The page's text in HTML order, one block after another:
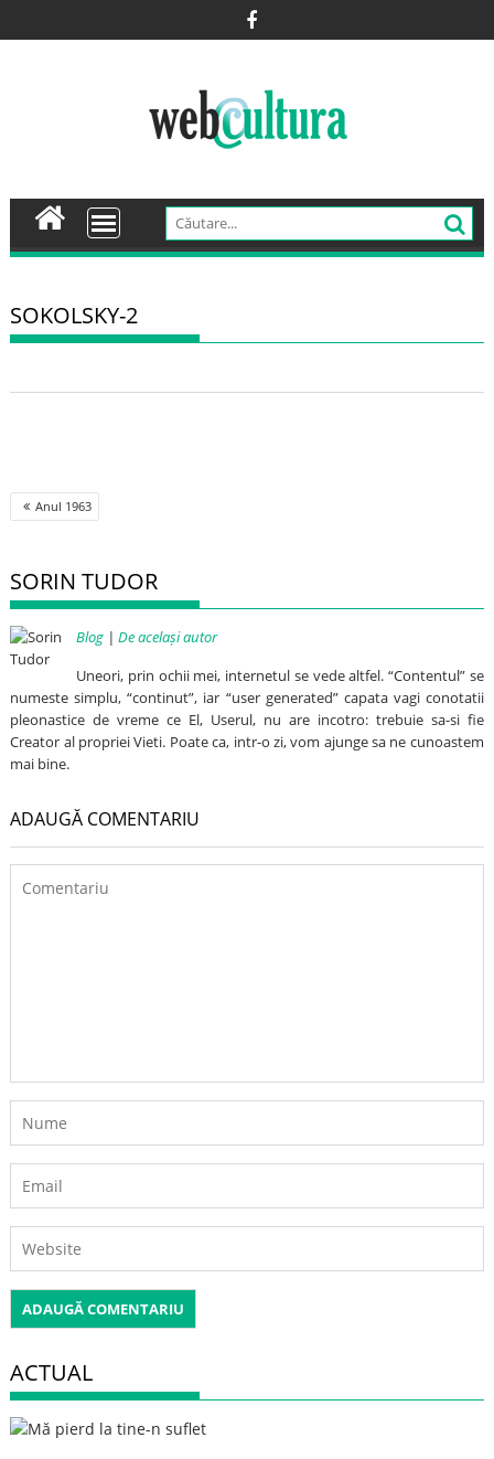
to
SOKOLSKY-2
Post
navigation
Anul 1963
SORIN TUDOR
Blog |De același autor
Uneori, prin ochii mei, internetul se vede altfel. “Contentul” se
numeste simplu, “continut”, iar “user generated” capata vagi conotatii
pleonastice de vreme ce El, Userul, nu are incotro: trebuie sa-si fie
Creator al propriei Vieti. Poate ca, intr-o zi, vom ajunge sa ne cunoastem
mai bine.
ADAUGĂ COMENTARIU
ACTUAL